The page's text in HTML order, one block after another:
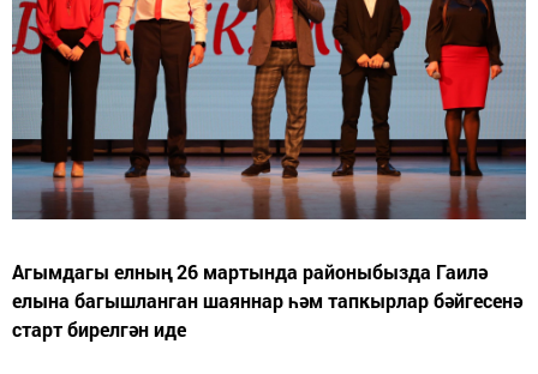
Агымдагы елның 26 мартында районыбызда Гаилә
елына багышланган шаяннар һәм тапкырлар бәйгесенә
старт бирелгән иде